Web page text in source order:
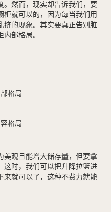
。然而，现实却告诉我们，要
柜就可以的，因为每当我们用
挤的现象。其实要真正告别脏
部格局。
美观且能增大储存量，但要拿
这时，我们可以把升降拉篮进
来就可以了，这种不费力就能